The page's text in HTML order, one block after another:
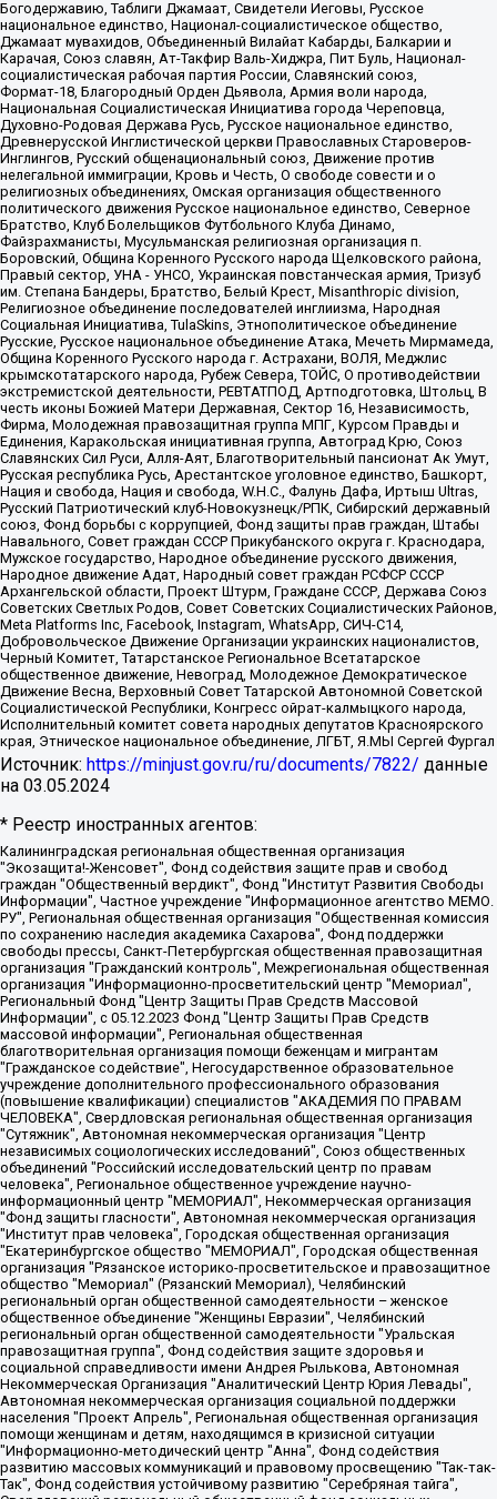
Богодержавию, Таблиги Джамаат, Свидетели Иеговы, Русское
национальное единство, Национал-социалистическое общество,
Джамаат мувахидов, Объединенный Вилайат Кабарды, Балкарии и
Карачая, Союз славян, Ат-Такфир Валь-Хиджра, Пит Буль, Национал-
социалистическая рабочая партия России, Славянский союз,
Формат-18, Благородный Орден Дьявола, Армия воли народа,
Национальная Социалистическая Инициатива города Череповца,
Духовно-Родовая Держава Русь, Русское национальное единство,
Древнерусской Инглистической церкви Православных Староверов-
Инглингов, Русский общенациональный союз, Движение против
нелегальной иммиграции, Кровь и Честь, О свободе совести и о
религиозных объединениях, Омская организация общественного
политического движения Русское национальное единство, Северное
Братство, Клуб Болельщиков Футбольного Клуба Динамо,
Файзрахманисты, Мусульманская религиозная организация п.
Боровский, Община Коренного Русского народа Щелковского района,
Правый сектор, УНА - УНСО, Украинская повстанческая армия, Тризуб
им. Степана Бандеры, Братство, Белый Крест, Misanthropic division,
Религиозное объединение последователей инглиизма, Народная
Социальная Инициатива, TulaSkins, Этнополитическое объединение
Русские, Русское национальное объединение Атака, Мечеть Мирмамеда,
Община Коренного Русского народа г. Астрахани, ВОЛЯ, Меджлис
крымскотатарского народа, Рубеж Севера, ТОЙС, О противодействии
экстремистской деятельности, РЕВТАТПОД, Артподготовка, Штольц, В
честь иконы Божией Матери Державная, Сектор 16, Независимость,
Фирма, Молодежная правозащитная группа МПГ, Курсом Правды и
Единения, Каракольская инициативная группа, Автоград Крю, Союз
Славянских Сил Руси, Алля-Аят, Благотворительный пансионат Ак Умут,
Русская республика Русь, Арестантское уголовное единство, Башкорт,
Нация и свобода, Нация и свобода, W.H.С., Фалунь Дафа, Иртыш Ultras,
Русский Патриотический клуб-Новокузнецк/РПК, Сибирский державный
союз, Фонд борьбы с коррупцией, Фонд защиты прав граждан, Штабы
Навального, Совет граждан СССР Прикубанского округа г. Краснодара,
Мужское государство, Народное объединение русского движения,
Народное движение Адат, Народный совет граждан РСФСР СССР
Архангельской области, Проект Штурм, Граждане СССР, Держава Союз
Советских Светлых Родов, Совет Советских Социалистических Районов,
Meta Platforms Inc, Facebook, Instagram, WhatsApp, СИЧ-С14,
Добровольческое Движение Организации украинских националистов,
Черный Комитет, Татарстанское Региональное Всетатарское
общественное движение, Невоград, Молодежное Демократическое
Движение Весна, Верховный Совет Татарской Автономной Советской
Социалистической Республики, Конгресс ойрат-калмыцкого народа,
Исполнительный комитет совета народных депутатов Красноярского
края, Этническое национальное объединение, ЛГБТ, Я.МЫ Сергей Фургал
Источник: https://minjust.gov.ru/ru/documents/7822/ данные
на 03.05.2024
* Реестр иностранных агентов:
Калининградская региональная общественная организация "Экозащита!-Женсовет", Фонд содействия защите прав и свобод граждан "Общественный вердикт", Фонд "Институт Развития Свободы Информации", Частное учреждение "Информационное агентство МЕМО. РУ", Региональная общественная организация "Общественная комиссия по сохранению наследия академика Сахарова", Фонд поддержки свободы прессы, Санкт-Петербургская общественная правозащитная организация "Гражданский контроль", Межрегиональная общественная организация "Информационно-просветительский центр "Мемориал", Региональный Фонд "Центр Защиты Прав Средств Массовой Информации", с 05.12.2023 Фонд "Центр Защиты Прав Средств массовой информации", Региональная общественная благотворительная организация помощи беженцам и мигрантам "Гражданское содействие", Негосударственное образовательное учреждение дополнительного профессионального образования (повышение квалификации) специалистов "АКАДЕМИЯ ПО ПРАВАМ ЧЕЛОВЕКА", Свердловская региональная общественная организация "Сутяжник", Автономная некоммерческая организация "Центр независимых социологических исследований", Союз общественных объединений "Российский исследовательский центр по правам человека", Региональное общественное учреждение научно-информационный центр "МЕМОРИАЛ", Некоммерческая организация "Фонд защиты гласности", Автономная некоммерческая организация "Институт прав человека", Городская общественная организация "Екатеринбургское общество "МЕМОРИАЛ", Городская общественная организация "Рязанское историко-просветительское и правозащитное общество "Мемориал" (Рязанский Мемориал), Челябинский региональный орган общественной самодеятельности – женское общественное объединение "Женщины Евразии", Челябинский региональный орган общественной самодеятельности "Уральская правозащитная группа", Фонд содействия защите здоровья и социальной справедливости имени Андрея Рылькова, Автономная Некоммерческая Организация "Аналитический Центр Юрия Левады", Автономная некоммерческая организация социальной поддержки населения "Проект Апрель", Региональная общественная организация помощи женщинам и детям, находящимся в кризисной ситуации "Информационно-методический центр "Анна", Фонд содействия развитию массовых коммуникаций и правовому просвещению "Так-так-Так", Фонд содействия устойчивому развитию "Серебряная тайга", Свердловский региональный общественный фонд социальных проектов "Новое время", "Idel.Реалии", Кавказ.Реалии, Крым.Реалии, Телеканал Настоящее Время, Татаро-башкирская служба Радио Свобода (Azatliq Radiosi), Радио Свободная Европа/Радио Свобода (PCE/PC), "Сибирь.Реалии", "Фактограф", Благотворительный фонд помощи осужденным и их семьям, Автономная некоммерческая организация "Институт глобализации и социальных движений", Фонд "В защиту прав заключенных", Частное учреждение "Центр поддержки и содействия развитию средств массовой информации", Пензенский региональный общественный благотворительный фонд "Гражданский союз", "Север.Реалии", Некоммерческая организация Фонд "Правовая инициатива", Общество с ограниченной ответственностью "Радио Свободная Европа/Радио Свобода", Чешское информационное агентство "MEDIUM-ORIENT", Красноярская региональная общественная организация "Мы против СПИДа", Камалягин Денис Николаевич, Маркелов Сергей Евгеньевич, Пономарев Лев Александрович, Савицкая Людмила Алексеевна, Автономная некоммерческая организация "Центр по работе с проблемой насилия "НАСИЛИЮ.НЕТ", Межрегиональный профессиональный союз работников здравоохранения "Альянс врачей", Юридическое лицо, зарегистрированное в Латвийской Республике, SIA "Medusa Project" (регистрационный номер 40103797863, дата регистрации 10.06.2014), Некоммерческая организация "Фонд по борьбе с коррупцией", Автономная некоммерческая организация "Институт права и публичной политики", Баданин Роман Сергеевич, Гликин Максим Александрович, Железнова Мария Михайловна, Лукьянова Юлия Сергеевна, Маетная Елизавета Витальевна, Маняхин Петр Борисович, Чуракова Ольга Владимировна, Ярош Юлия Петровна, Юридическое лицо "The Insider SIA", зарегистрированное в Риге, Латвийская Республика (дата регистрации 26.06.2015), являющееся администратором доменного имени интернет-издания "The Insider SIA", https://theins.ru, Постернак Алексей Евгеньевич, Рубин Михаил Аркадьевич, Анин Роман Александрович, Юридическое лицо Istories fonds, зарегистрированное в Латвийской Республике (регистрационный номер 50008295751, дата регистрации 24.02.2020), Великовский Дмитрий Александрович, Долинина Ирина Николаевна, Мароховская Алеся Алексеевна, Шлейнов Роман Юрьевич, Шмагун Олеся Валентиновна, Общество с ограниченной ответственностью "Альтаир 2021", Общество с ограниченной ответственностью "Вега 2021", Общество с ограниченной ответственностью "Главный редактор 2021", Общество с ограниченной ответственностью "Ромашки монолит", Важенков Артем Валерьевич, Ивановская областная общественная организация "Центр гендерных исследований", Гурман Юрий Альбертович, Медиапроект "ОВД-Инфо", Егоров Владимир Владимирович, Жилинский Владимир Александрович, Общество с ограниченной ответственностью "ЗП", Иванова София Юрьевна, Карезина Инна Павловна, Кильтау Екатерина Викторовна, Петров Алексей Викторович, Пискунов Сергей Евгеньевич, Смирнов Сергей Сергеевич, Тихонов Михаил Сергеевич, Общество с ограниченной ответственностью "ЖУРНАЛИСТ-ИНОСТРАННЫЙ АГЕНТ", Арапова Галина Юрьевна, Вольтская Татьяна Анатольевна, Американская компания "Mason G.E.S. Anonymous Foundation" (США), являющаяся владельцем интернет-издания https://mnews.world/, Компания "Stichting Bellingcat", зарегистрированная в Нидерландах (дата регистрации 11.07.2018), Захаров Андрей Вячеславович, Клепиковская Екатерина Дмитриевна, Общество с ограниченной ответственностью "МЕМО", Перл Роман Александрович, Симонов Евгений Алексеевич, Соловьева Елена Анатольевна, Сотников Даниил Владимирович, Сурначева Елизавета Дмитриевна, Автономная некоммерческая организация по защите прав человека и информированию населения "Якутия – Наше Мнение", Общество с ограниченной ответственностью "Москоу диджитал медиа", с 26.01.2023 Общество с ограниченной ответственностью "Чайка Белые сады", Ветошкина Валерия Валерьевна, Заговора Максим Александрович, Межрегиональное общественное движение "Российская ЛГБТ - сеть", Оленичев Максим Владимирович, Павлов Иван Юрьевич, Скворцова Елена Сергеевна, Общество с ограниченной ответственностью "Как бы инагент", Кочетков Игорь Викторович, Общество с ограниченной ответственностью "Честные выборы", Еланчик Олег Александрович, Общество с ограниченной ответственностью "Нобелевский призыв", Гималова Регина Эмилевна, Григорьев Андрей Валерьевич, Григорьева Алина Александровна, Ассоциация по содействию защите прав призывников, альтернативнослужащих и военнослужащих "Правозащитная группа "Гражданин.Армия.Право", Хисамова Регина Фаритовна, Автономная некоммерческая организация по реализации социально-правовых программ "Лилит", Дальневосточное общественное движение "Маяк", Санкт-Петербургская ЛГБТ-инициативная группа "Выход", Инициативная группа ЛГБТ+ "Реверс", Алексеев Андрей Викторович, Бекбулатова Таисия Львовна, Беляев Иван Михайлович, Владыкина Елена Сергеевна, Гельман Марат Александрович, Никульшина Вероника Юрьевна, Толоконникова Надежда Андреевна, Шендерович Виктор Анатольевич, Общество с ограниченной ответственностью "Данное сообщение", Общество с ограниченной ответственностью Издательский дом "Новая глава", Айнбиндер Александра Александровна, Московский комьюнити-центр для ЛГБТ+инициатив, Благотворительный фонд развития филантропии, Deutsche Welle (Германия, Kurt-Schumacher-Strasse 3, 53113 Bonn), Борзунова Мария Михайловна, Воробьев Виктор Викторович, Голубева Анна Львовна, Константинова Алла Михайловна, Малкова Ирина Владимировна, Мурадов Мурад Абдулгалимович, Осетинская Елизавета Николаевна, Понасенков Евгений Николаевич, Ганапольский Матвей Юрьевич, Киселев Евгений Алексеевич, Борухович Ирина Григорьевна, Дремин Иван Тимофеевич, Дубровский Дмитрий Викторович, Красноярская региональная общественная организация поддержки и развития альтернативных образовательных технологий и межкультурных коммуникаций "ИНТЕРРА", Маяковская Екатерина Алексеевна, Фейгин Марк Захарович, Филимонов Андрей Викторович, Дзугкоева Регина Николаевна, Доброхотов Роман Александрович, Дудь Юрий Александрович, Елкин Сергей Владимирович, Кругликов Кирилл Игоревич, Сабунаева Мария Леонидовна, Семенов Алексей Владимирович, Шаинян Карен Багратович, Шульман Екатерина Михайловна, Асафьев Артур Валерьевич, Вахштайн Виктор Семенович, Венедиктов Алексей Алексеевич, Лушникова Екатерина Евгеньевна, Волков Леонид Михайлович, Невзоров Александр Глебович, Пархоменко Сергей Борисович, Сироткин Ярослав Николаевич, Кара-Мурза Владимир Владимирович, Баранова Наталья Владимировна, Гозман Леонид Яковлевич, Кагарлицкий Борис Юльевич, Климарев Михаил Валерьевич, Милов Владимир Станиславович, Автономная некоммерческая организация Краснодарский центр современного искусства "Типография", Моргенштерн Алишер Тагирович, Соболь Любовь Эдуардовна, Общество с ограниченной ответственностью "ЛИЗА НОРМ", Каспаров Гарри Кимович, Ходорковский Михаил Борисович, Общество с ограниченной ответственностью "Апрельские тезисы", Данилович Ирина Брониславовна, Кашин Олег Владимирович, Петров Николай Владимирович, Пивоваров Алексей Владимирович, Соколов Михаил Владимирович, Цветкова Юлия Владимировна, Чичваркин Евгений Александрович, Комитет против пыток/Команда против пыток, Общество с ограниченной ответственностью "Первый научный", Общество с ограниченной ответственностью "Вертолет и ко", Белоцерковская Вероника Борисовна, Кац Максим Евгеньевич, Лазарева Татьяна Юрьевна, Шаведдинов Руслан Табризович, Яшин Илья Валерьевич, Общество с ограниченной ответственностью "Иноагент ААВ", Алешковский Дмитрий Петрович, Альбац Евгения Марковна, Быков Дмитрий Львович, Галямина Юлия Евгеньевна, Лойко Сергей Леонидович, Мартынов Кирилл Константинович, Медведев Сергей Александрович, Крашенинников Федор Геннадиевич, Гордеева Катерина Вл